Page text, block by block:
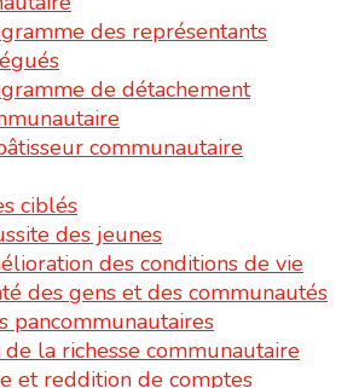
des représentants
de détachement
communautaire
ciblés
des jeunes
des conditions de vie
des gens et des communautés
pancommunautaires
la richesse communautaire
et reddition de comptes